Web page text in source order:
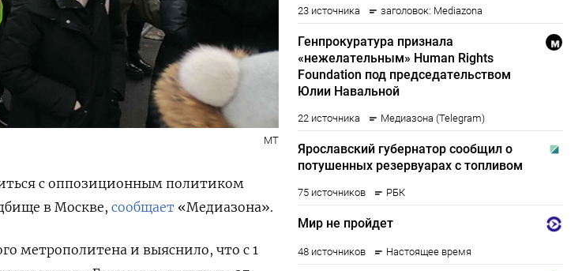
МТ
с оппозиционным политиком
в Москве, сообщает «Медиазона».
метрополитена и выяснило, что с 1